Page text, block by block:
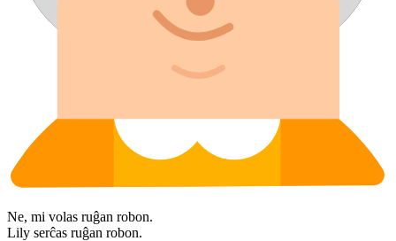
Ne, mi volas ruĝan robon.
Lily serĉas ruĝan robon.